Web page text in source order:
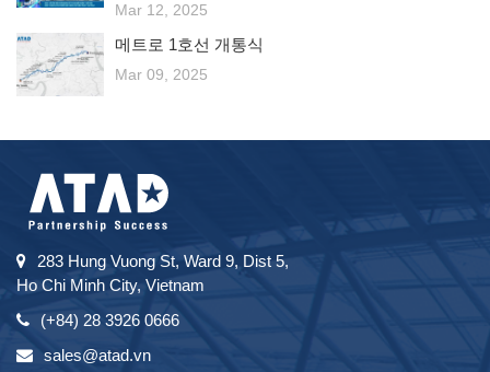
Mar 12, 2025
메트로 1호선 개통식
Mar 09, 2025
283 Hung Vuong St, Ward 9, Dist 5,
Ho Chi Minh City, Vietnam
(+84) 28 3926 0666
sales@atad.vn